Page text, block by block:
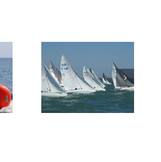
Velocidad
y presión
de las
velas.